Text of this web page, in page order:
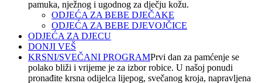
pamuka, nježnog i ugodnog za dječju kožu.
ODJEĆA ZA BEBE DJEČAKE
ODJEĆA ZA BEBE DJEVOJČICE
ODJEĆA ZA DJECU
DONJI VEŠ
KRSNI/SVEČANI PROGRAMPrvi dan za pamćenje se
polako bliži i vrijeme je za izbor robice. U našoj ponudi
pronađite krsna odijelca lijepog, svečanog kroja, napravljena